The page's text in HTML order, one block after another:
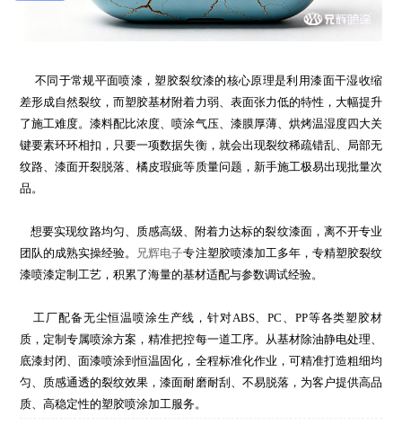
不同于常规平面喷漆，塑胶裂纹漆的核心原理是利用漆面干湿收缩
差形成自然裂纹，而塑胶基材附着力弱、表面张力低的特性，大幅提升
了施工难度。漆料配比浓度、喷涂气压、漆膜厚薄、烘烤温湿度四大关
键要素环环相扣，只要一项数据失衡，就会出现裂纹稀疏错乱、局部无
纹路、漆面开裂脱落、橘皮瑕疵等质量问题，新手施工极易出现批量次
品。
想要实现纹路均匀、质感高级、附着力达标的裂纹漆面，离不开专业
团队的成熟实操经验。
兄辉电子专注塑胶喷漆加工多年，专精塑胶裂纹
漆喷漆定制工艺，积累了海量的基材适配与参数调试经验。
工厂配备无尘恒温喷涂生产线，针对ABS、PC、PP等各类塑胶材
质，定制专属喷涂方案，精准把控每一道工序。从基材除油静电处理、
底漆封闭、面漆喷涂到恒温固化，全程标准化作业，可精准打造粗细均
匀、质感通透的裂纹效果，漆面耐磨耐刮、不易脱落，为客户提供高品
质、高稳定性的塑胶喷涂加工服务。